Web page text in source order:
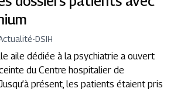
-DSIH
aile dédiée à la psychiatrie a ouvert
du Centre hospitalier de
présent, les patients étaient pris